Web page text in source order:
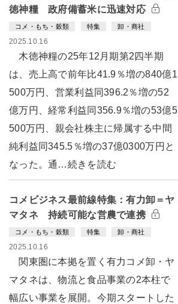
徳神糧 政府備蓄米に迅速対応
コメ・もち・穀類 特集 卸・商社
2025.10.16
木徳神糧の25年12月期第2四半期
は、売上高で前年比41.9％増の840億1
500万円、営業利益同396.2％増の52
億万円、経常利益同356.9％増の53億5
500万円、親会社株主に帰属する中間
純利益同345.5％増の37億0300万円と
なった。通…続きを読む
コメビジネス最前線特集：有力卸＝ヤ
マタネ 持続可能な営農で連携
コメ・もち・穀類 特集 卸・商社
2025.10.16
関東圏に本拠を置く有力コメ卸・ヤ
マタネは、物流と食品事業の2本柱で
幅広い事業を展開。今期スタートした